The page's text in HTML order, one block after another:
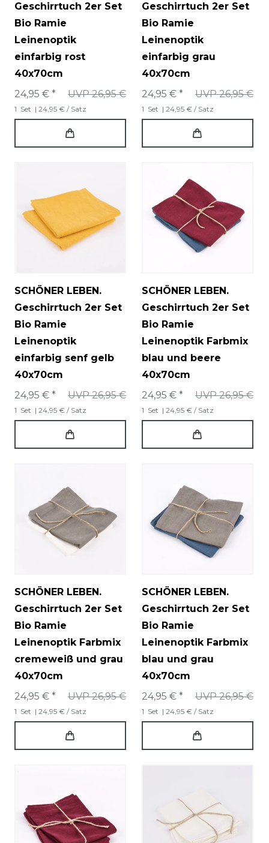
Geschirrtuch 2er Set
Bio Ramie
Leinenoptik
einfarbig rost
40x70cm
UVP 26,95 €
24,95 € *
1 Set | 24,95 € / Satz
Geschirrtuch 2er Set
Bio Ramie
Leinenoptik
einfarbig grau
40x70cm
UVP 26,95 €
24,95 € *
1 Set | 24,95 € / Satz
SCHÖNER LEBEN.
Geschirrtuch 2er Set
Bio Ramie
Leinenoptik
einfarbig senf gelb
40x70cm
UVP 26,95 €
24,95 € *
1 Set | 24,95 € / Satz
SCHÖNER LEBEN.
Geschirrtuch 2er Set
Bio Ramie
Leinenoptik Farbmix
blau und beere
40x70cm
UVP 26,95 €
24,95 € *
1 Set | 24,95 € / Satz
SCHÖNER LEBEN.
Geschirrtuch 2er Set
Bio Ramie
Leinenoptik Farbmix
cremeweiß und grau
40x70cm
UVP 26,95 €
24,95 € *
1 Set | 24,95 € / Satz
SCHÖNER LEBEN.
Geschirrtuch 2er Set
Bio Ramie
Leinenoptik Farbmix
blau und grau
40x70cm
UVP 26,95 €
24,95 € *
1 Set | 24,95 € / Satz